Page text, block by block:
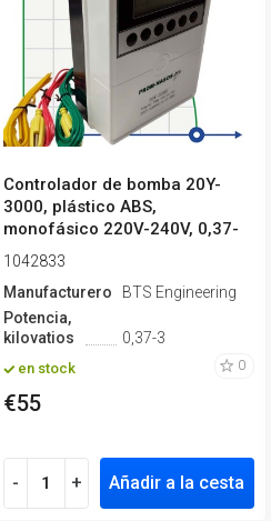
Controlador de bomba 20Y-
3000, plástico ABS,
monofásico 220V-240V, 0,37-
3kW
1042833
Manufacturero
BTS Engineering
Potencia,
kilovatios
0,37-3
en stock 0
€55
- + Añadir a la cesta